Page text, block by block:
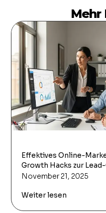
Mehr
Effektives Online-
Growth Hacks zur
November 21, 2025
Weiter lesen